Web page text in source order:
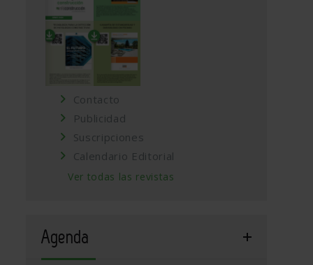
Contacto
Publicidad
Suscripciones
Calendario Editorial
Ver todas las revistas
Agenda